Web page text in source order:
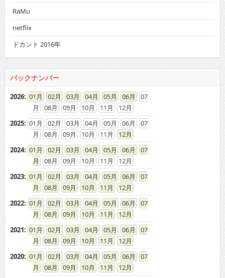
RaMu
netflix
ドカント 2016年
バックナンバー
2026: 01 02 03 04 05 06
07
08
09 10 11
12
2025: 01 02 03 04 05 06
07
08
09 10 11
12
2024: 01 02 03 04 05 06
07
08
09 10 11
12
2023: 01 02 03 04 05 06
07
08
09 10 11
12
2022: 01 02 03 04 05 06
07
08
09 10 11
12
2021: 01 02 03 04 05 06
07
08
09 10 11
12
2020: 01 02 03 04 05 06
07
08
09 10 11
12